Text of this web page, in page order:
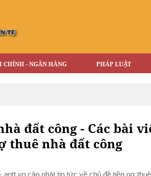
CHÍNH - NGÂN HÀNG PHÁP LUẬT
đất công - Các bài
thuê nhà đất công